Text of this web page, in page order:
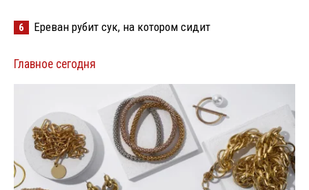
6 Ереван рубит сук, на котором сидит
Главное сегодня